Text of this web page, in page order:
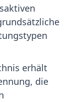
erhält
die